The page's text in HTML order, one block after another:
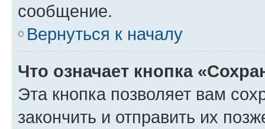
сообщение.
Вернуться к началу
Что означает кнопка
Эта кнопка позволяет вам
закончить и отправить их